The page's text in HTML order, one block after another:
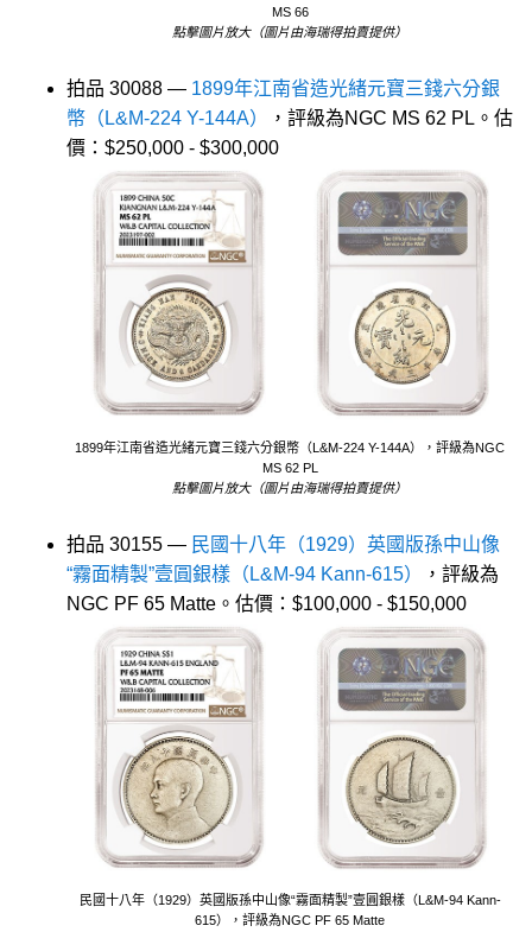
MS 66
點擊圖片放大（圖片由海瑞得拍賣提供）
拍品 30088 — 1899年江南省造光緒元寶三錢六分銀
幣（L&M-224 Y-144A）
，評級為NGC MS 62 PL。估
價：$250,000 - $300,000
1899年江南省造光緒元寶三錢六分銀幣（L&M-224 Y-144A），評級為NGC
MS 62 PL
點擊圖片放大（圖片由海瑞得拍賣提供）
拍品 30155 — 民國十八年（1929）英國版孫中山像
“霧面精製”壹圓銀樣（L&M-94 Kann-615）
，評級為
NGC PF 65 Matte。估價：$100,000 - $150,000
民國十八年（1929）英國版孫中山像“霧面精製”壹圓銀樣（L&M-94 Kann-
615），評級為NGC PF 65 Matte